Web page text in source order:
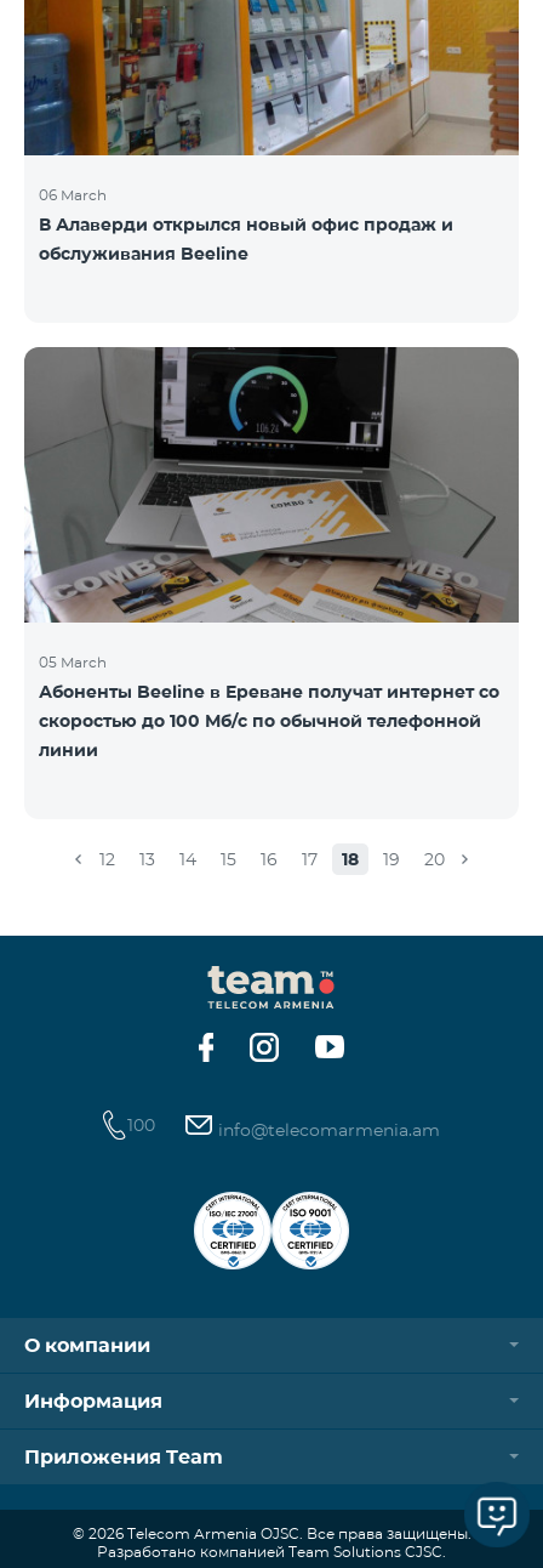
06 March
В Алаверди открылся новый офис продаж и
обслуживания Beeline
05 March
Абоненты Beeline в Ереване получат интернет со
скоростью до 100 Мб/с по обычной телефонной
линии
12 13 14 15 16 17 18 19 20
100 info@telecomarmenia.am
О компании
Информация
Приложения Team
© 2026 Telecom Armenia OJSC. Все права защищены.
Разработано компанией Team Solutions CJSC.